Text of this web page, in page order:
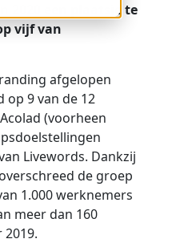
AI
merken
en kwaliteit te verbeteren
aan de toekomst van
netwerk van
2020 een plaatsje te
vijf van
afgelopen
op 9 van de 12
(voorheen
Livewords. Dankzij
de groep
1.000 werknemers
meer dan 160